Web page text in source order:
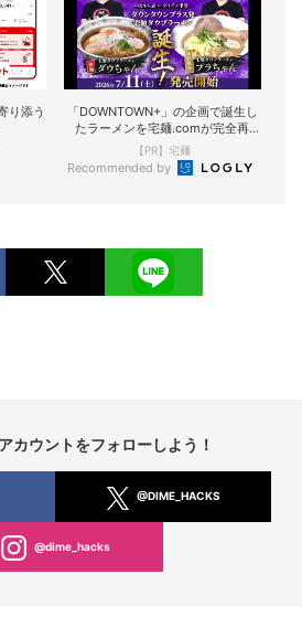
り添う
「DOWNTOWN+」の企画で誕生し
たラーメンを宅麺.comが完全再
現！
【PR】宅麺
Recommended by
カウントをフォローしよう！
@DIME_HACKS
@dime_hacks